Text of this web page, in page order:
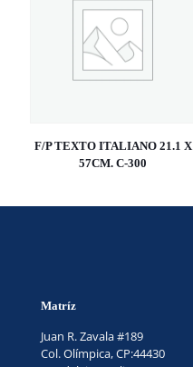
F/P TEXTO ITALIANO 21.1 X
57CM. C-300
Matríz
Juan R. Zavala #189
Col. Olímpica, CP:44430